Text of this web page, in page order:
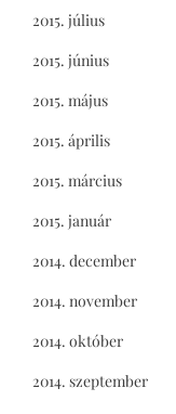
2015. július
2015. június
2015. május
2015. április
2015. március
2015. január
2014. december
2014. november
2014. október
2014. szeptember